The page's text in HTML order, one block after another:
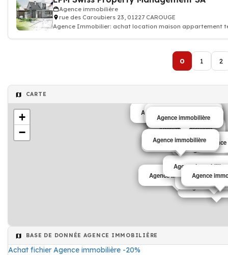
Agence immobilière
rue des Caroubiers 23, 01227 CAROUGE
Agence Immobilier: achat location maison appartement
0 1 2
CARTE
Agence
Agence immobilière
Agence immobilière
Agence immobilière
Agence
Agence
Agence immobilière
Agence
Agence
Agence
Agence immobilière
Agence immobilière
Agence immobilière
Agence immobilière
Agence immobilière
Agence
Agence immobilière
+
−
BASE DE DONNÉE AGENCE IMMOBILIÈRE
Achat fichier Agence immobilière -20%